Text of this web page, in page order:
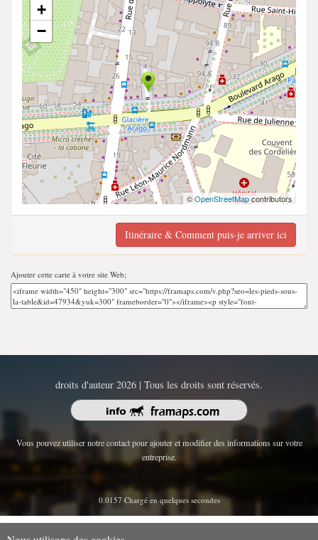
+
−
©OpenStreetMapcontributors
Itinéraire & Comment puis-je arriver ici
Ajouter cette carte à votre site Web;
droits d'auteur 2026 | Tous les droits sont réservés.
Vous pouvez utiliser notre contact pour ajouter et modifier des informations sur votre
entreprise.
0.0157 Chargé en quelques secondes